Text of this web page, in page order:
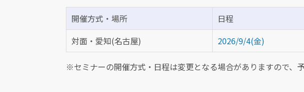
開催方式・場所 日程
対面・愛知(名古屋)
2026/9/4(金)
※セミナーの開催方式・日程は変更となる場合がありますので、